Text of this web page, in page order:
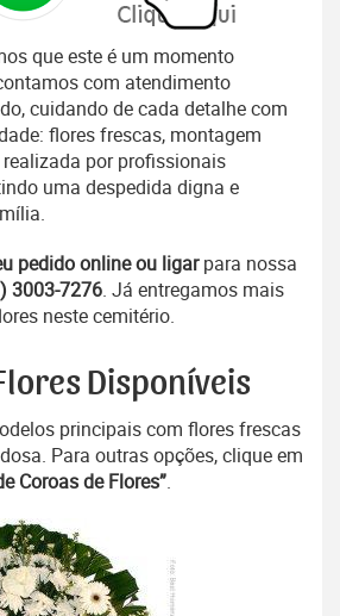
que este é um momento
com atendimento
cuidando de cada detalhe com
flores frescas, montagem
por profissionais
uma despedida digna e
pedido online ou ligarpara nossa
3003-7276. Já entregamos mais
neste cemitério.
Disponíveis
principais com flores frescas
Para outras opções, clique em
Coroas de Flores”.